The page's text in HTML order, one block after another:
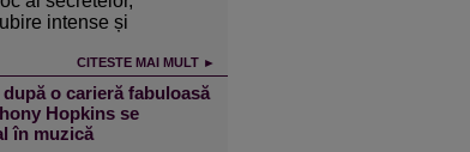
intense și
CITESTE MAI MULT ►
după o carieră fabuloasă
Hopkins se
în muzică